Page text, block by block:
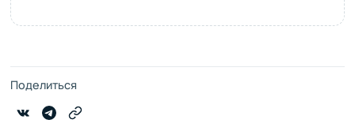
Поделиться